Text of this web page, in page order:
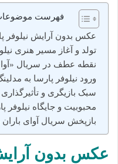
فهرست
عکس بدون آرایش نیلوفر
تولد و آغاز مسیر هنری
نقطه عطف در سریال
ورود نیلوفر پارسا به
سبک بازیگری و تأثیرگذاری
محبوبیت و جایگاه نیلوفر
بازپخش سریال آوای باران
عکس بدون